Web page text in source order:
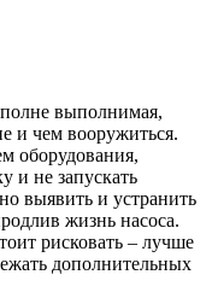
выполнимая,
и чем вооружиться.
оборудования,
и не запускать
выявить и устранить
жизнь насоса.
рисковать – лучше
дополнительных